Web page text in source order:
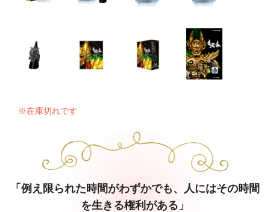
※在庫切れです
「例え限られた時間がわずかでも、人にはその時間
を生きる権利がある」